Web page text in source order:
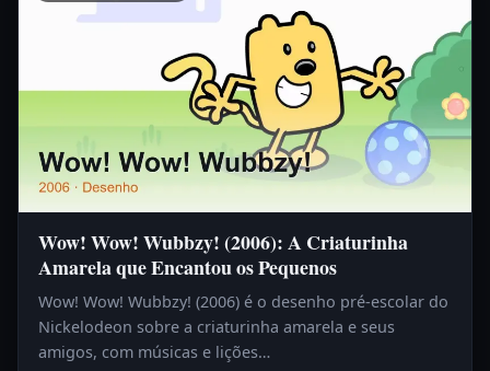
Wow! Wow! Wubbzy! (2006): A Criaturinha
Amarela que Encantou os Pequenos
Wow! Wow! Wubbzy! (2006) é o desenho pré-escolar do
Nickelodeon sobre a criaturinha amarela e seus
amigos, com músicas e lições…